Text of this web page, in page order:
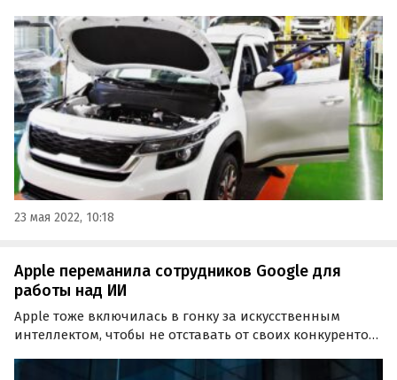
заводов-изготовителей.
23 мая 2022, 10:18
Apple переманила сотрудников Google для
работы над ИИ
Apple тоже включилась в гонку за искусственным
интеллектом, чтобы не отставать от своих конкурентов,
команду для работы над проектами в области ИИ,